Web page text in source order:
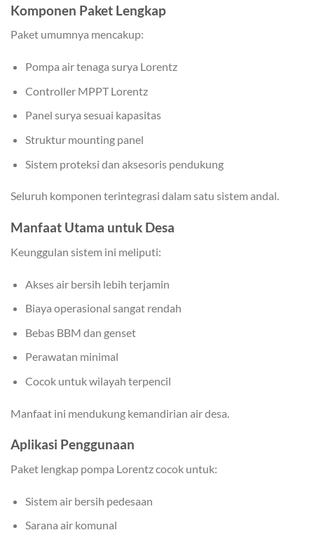
Komponen Paket Lengkap
Paket umumnya mencakup:
Pompa air tenaga surya Lorentz
Controller MPPT Lorentz
Panel surya sesuai kapasitas
Struktur mounting panel
Sistem proteksi dan aksesoris pendukung
Seluruh komponen terintegrasi dalam satu sistem andal.
Manfaat Utama untuk Desa
Keunggulan sistem ini meliputi:
Akses air bersih lebih terjamin
Biaya operasional sangat rendah
Bebas BBM dan genset
Perawatan minimal
Cocok untuk wilayah terpencil
Manfaat ini mendukung kemandirian air desa.
Aplikasi Penggunaan
Paket lengkap pompa Lorentz cocok untuk:
Sistem air bersih pedesaan
Sarana air komunal